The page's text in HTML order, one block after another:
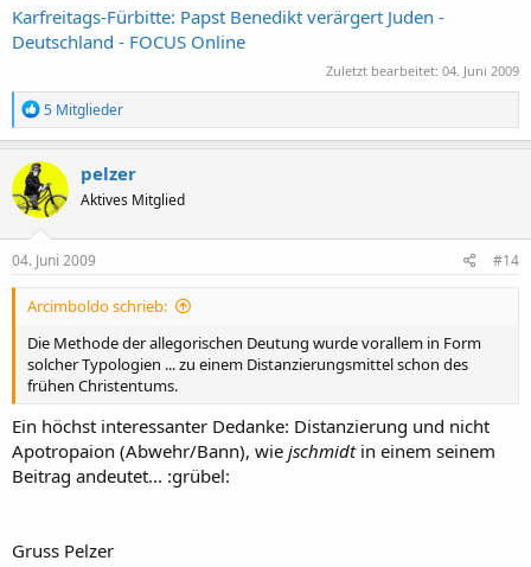
Karfreitags-Fürbitte: Papst Benedikt verärgert Juden -
Deutschland - FOCUS Online
Zuletzt bearbeitet: 04. Juni 2009
R
e
a
k
t
i
o
n
e
5 Mitglieder
pelzer
Aktives Mitglied
04. Juni 2009 #14
Arcimboldo schrieb:
Die Methode der allegorischen Deutung wurde vorallem in Form
solcher Typologien ... zu einem Distanzierungsmittel schon des
frühen Christentums.
Ein höchst interessanter Dedanke: Distanzierung und nicht
Apotropaion (Abwehr/Bann), wie jschmidt in einem seinem
Beitrag andeutet... :grübel:
Gruss Pelzer